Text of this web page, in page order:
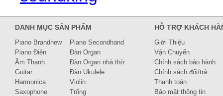
DANH MỤC SẢN PHẨM
Piano Brandnew
Piano Secondhand
Piano Điện
Đàn Organ
Âm Thanh
Đàn Organ nhà thờ
Guitar
Đàn Ukulele
Harmonica
Violin
Saxophone
Trống
HỖ TRỢ KHÁCH
Giới Thiệu
Vận Chuyển
Chính sách bảo hành
Chính sách đổi/trả
Thanh toán
Bảo mật thông tin